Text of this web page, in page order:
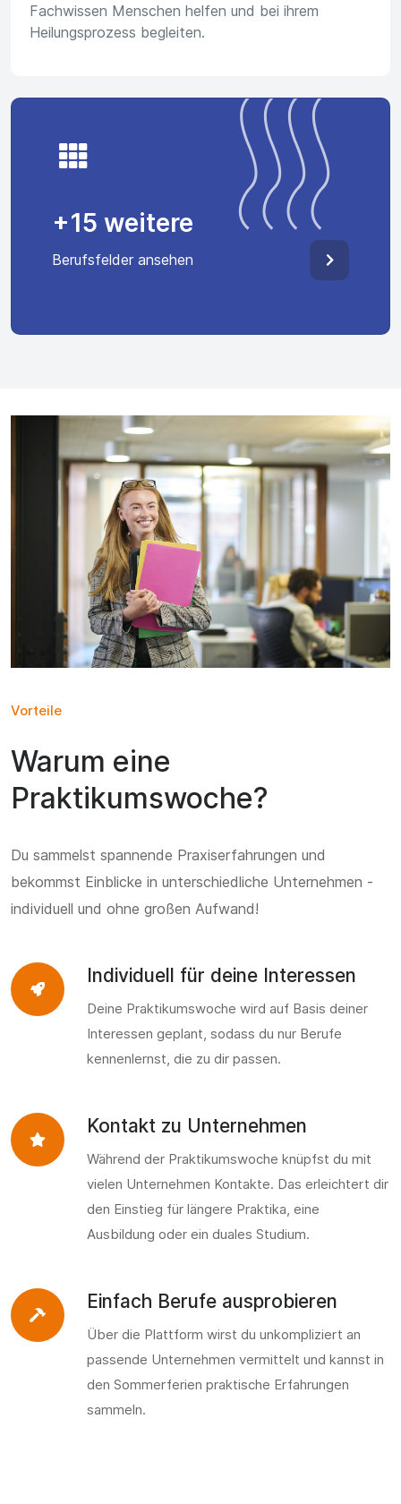
Fachwissen Menschen helfen und bei ihrem
Heilungsprozess begleiten.
+15 weitere
Berufsfelder ansehen
Vorteile
Warum eine
Praktikumswoche?
Du sammelst spannende Praxiserfahrungen und
bekommst Einblicke in unterschiedliche Unternehmen -
individuell und ohne großen Aufwand!
Individuell für deine Interessen
Deine Praktikumswoche wird auf Basis deiner
Interessen geplant, sodass du nur Berufe
kennenlernst, die zu dir passen.
Kontakt zu Unternehmen
Während der Praktikumswoche knüpfst du mit
vielen Unternehmen Kontakte. Das erleichtert dir
den Einstieg für längere Praktika, eine
Ausbildung oder ein duales Studium.
Einfach Berufe ausprobieren
Über die Plattform wirst du unkompliziert an
passende Unternehmen vermittelt und kannst in
den Sommerferien praktische Erfahrungen
sammeln.